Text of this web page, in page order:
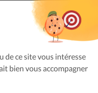
de ce site vous intéresse
bien vous accompagner